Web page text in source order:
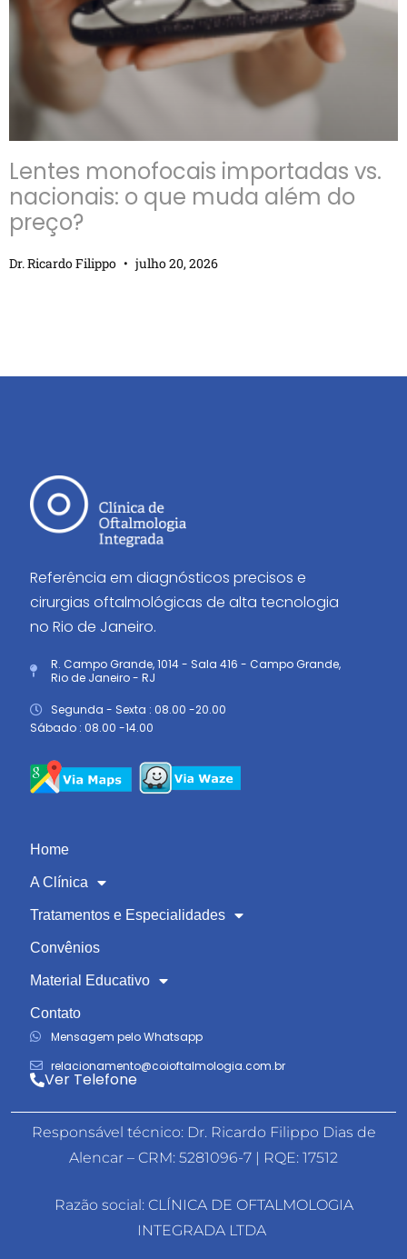
Lentes monofocais importadas vs.
nacionais: o que muda além do
preço?
Dr. Ricardo Filippo julho 20, 2026
Referência em diagnósticos precisos e
cirurgias oftalmológicas de alta tecnologia
no Rio de Janeiro.
R. Campo Grande, 1014 - Sala 416 - Campo Grande,
Rio de Janeiro - RJ
Segunda - Sexta : 08.00 -20.00
Sábado : 08.00 -14.00
Home
A Clínica
Tratamentos e Especialidades
Convênios
Material Educativo
Contato
Mensagem pelo Whatsapp
relacionamento@coioftalmologia.com.br
Ver Telefone
Responsável técnico: Dr. Ricardo Filippo Dias de
Alencar – CRM: 5281096-7 | RQE: 17512
Razão social: CLÍNICA DE OFTALMOLOGIA
INTEGRADA LTDA